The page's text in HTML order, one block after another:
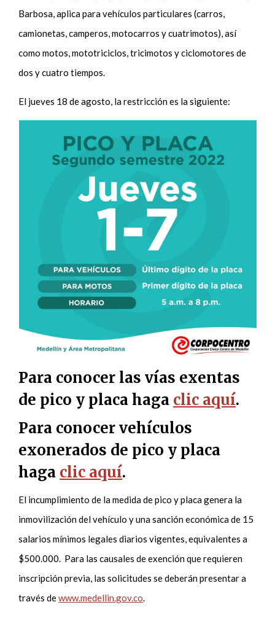
Barbosa, aplica para vehículos particulares (carros,
camionetas, camperos, motocarros y cuatrimotos), así
como motos, mototriciclos, tricimotos y ciclomotores de
dos y cuatro tiempos.
El jueves 18 de agosto, la restricción es la siguiente:
Para conocer las vías exentas
de pico y placa haga clic aquí.
Para conocer vehículos
exonerados de pico y placa
haga clic aquí.
El incumplimiento de la medida de pico y placa genera la
inmovilización del vehículo y una sanción económica de 15
salarios mínimos legales diarios vigentes, equivalentes a
$500.000. Para las causales de exención que requieren
inscripción previa, las solicitudes se deberán presentar a
través dewww.medellin.gov.co.